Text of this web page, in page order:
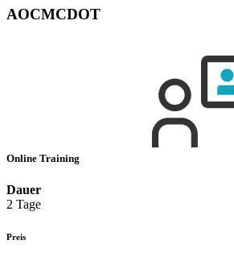
AOCMCDOT
Online Training
Dauer
2 Tage
Preis